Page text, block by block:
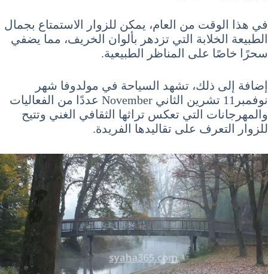
في هذا الوقت من العام، يمكن للزوار الاستمتاع بجمال
الطبيعة الخلابة التي تزدهر بألوان الخريف، مما يضفي
سحرًا خاصًا على المناظر الطبيعية.
إضافة إلى ذلك، تشهد السياحة في مولدوفا شهر
نوفمبر11 تشرين الثاني November عددًا من الفعاليات
والمهرجانات التي تعكس تراثها الثقافي الغني وتتيح
للزوار التعرف على تقاليدها الفريدة.